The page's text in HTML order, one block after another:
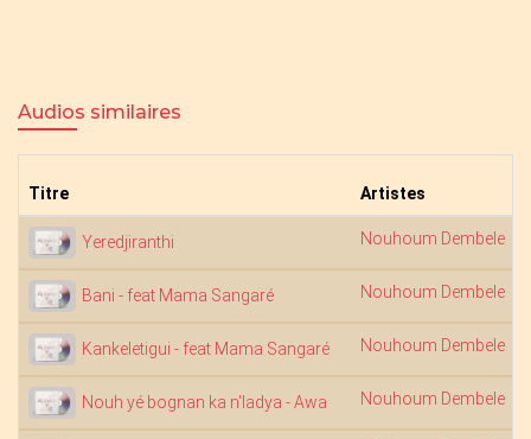
Audios similaires
Titre Artistes
Yeredjiranthi Nouhoum Dembele
Bani - feat Mama Sangaré Nouhoum Dembele
Kankeletigui - feat Mama Sangaré Nouhoum Dembele
Nouh yé bognan ka n'ladya - Awa Nouhoum Dembele